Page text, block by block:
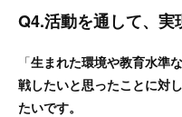
Q4.活動を通して、
「生まれた環境や教育水準
戦したいと思ったことに対
たいです。